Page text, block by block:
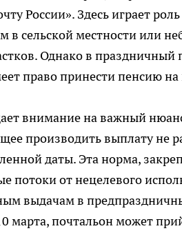
России». Здесь играет
в сельской местности или
Однако в праздничный
право принести пенсию
внимание на важный
производить выплату не
даты. Эта норма,
потоки от нецелевого
выдачам в
марта, почтальон может